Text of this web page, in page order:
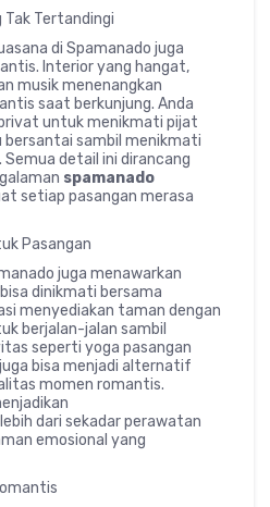
Tertandingi
di Spamanado juga
Interior yang hangat,
musik menenangkan
saat berkunjung. Anda
untuk menikmati pijat
bersantai sambil menikmati
detail ini dirancang
spamanado
setiap pasangan merasa
Pasangan
juga menawarkan
dinikmati bersama
menyediakan taman dengan
berjalan-jalan sambil
seperti yoga pasangan
bisa menjadi alternatif
momen romantis.
lebih dari sekadar perawatan
emosional yang